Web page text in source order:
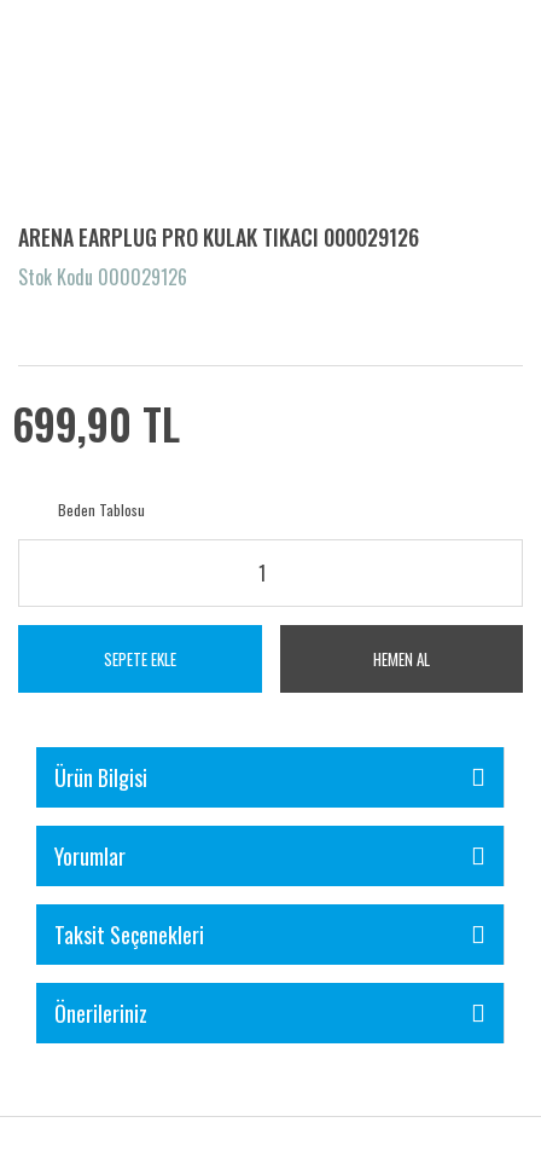
ARENA EARPLUG PRO KULAK TIKACI 000029126
Stok Kodu 000029126
699,90 TL
Beden Tablosu
SEPETE EKLE HEMEN AL
Ürün Bilgisi
Yorumlar
Taksit Seçenekleri
Önerileriniz